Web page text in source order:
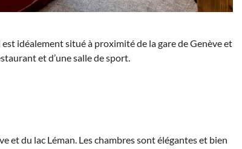
idéalement situé à proximité de la gare de Genève et
et d’une salle de sport.
et du lac Léman. Les chambres sont élégantes et bien